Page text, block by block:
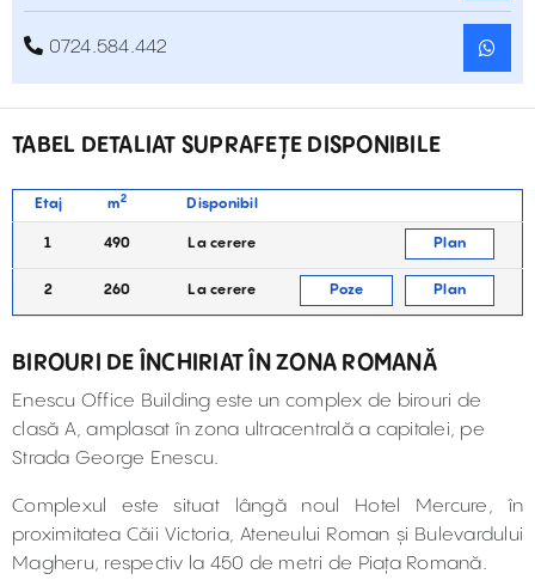
0724.584.442
TABEL DETALIAT SUPRAFEȚE DISPONIBILE
Etaj m2 Disponibil
1 490 La cerere Plan
2 260 La cerere Poze Plan
BIROURI DE ÎNCHIRIAT ÎN ZONA ROMANĂ
Enescu Office Building este un complex de birouri de
clasă A, amplasat în zona ultracentrală a capitalei, pe
Strada George Enescu.
Complexul este situat lângă noul Hotel Mercure, în
proximitatea Căii Victoria, Ateneului Roman și Bulevardului
Magheru, respectiv la 450 de metri de Piața Romană.